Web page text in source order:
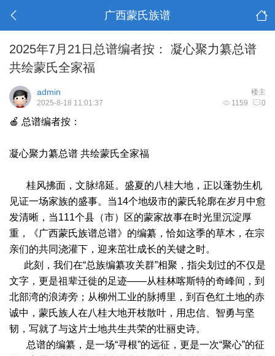
广西蒙氏族谱
2025年7月21日总谱编者按： 凝心聚力纂总谱
共绘蒙氏全家福
楼主
admin
1159 0
2025-8-18 11:01:37
🍎 总谱编者按：
凝心聚力纂总谱 共绘蒙氏全家福
桂风拂面，文脉绵延。盛夏的八桂大地，正以蓬勃生机
见证一场家族的盛事。当14个地级市的蒙氏轮廓在岁月中愈
发清晰，当111个县（市）区的蒙家故事在时光里沉淀厚
重，《广西蒙氏族谱总谱》的编纂，恰如这季的草木，在宗
亲们的共同浇灌下，迎来茁壮成长的关键之时。
此刻，我们在“总族编纂攻关群”相聚，指尖划过的不仅是
文字，更是祖辈迁徙的足迹——从桂林喀斯特的奇峰间，到
北部湾的浪涛旁；从柳州工业的脉搏里，到百色红土地的赤
诚中，蒙氏族人在八桂大地开枝散叶，用忠信、智勇与坚
韧，写就了与这片土地共生共荣的壮丽史诗。
总谱的编纂，是一场“寻根”的远征，更是一次“聚心”的征